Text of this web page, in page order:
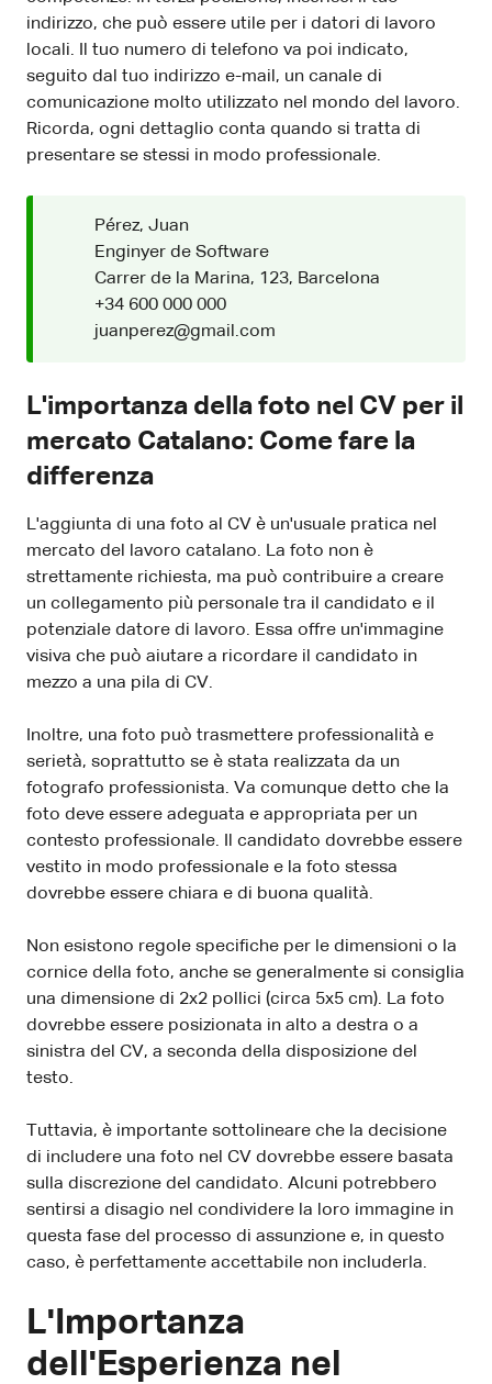
indirizzo, che può essere utile per i datori di lavoro
locali. Il tuo numero di telefono va poi indicato,
seguito dal tuo indirizzo e-mail, un canale di
comunicazione molto utilizzato nel mondo del lavoro.
Ricorda, ogni dettaglio conta quando si tratta di
presentare se stessi in modo professionale.
Pérez, Juan
Enginyer de Software
Carrer de la Marina, 123, Barcelona
+34 600 000 000
juanperez@gmail.com
L'importanza della foto nel CV per il
mercato Catalano: Come fare la
differenza
L'aggiunta di una foto al CV è un'usuale pratica nel
mercato del lavoro catalano. La foto non è
strettamente richiesta, ma può contribuire a creare
un collegamento più personale tra il candidato e il
potenziale datore di lavoro. Essa offre un'immagine
visiva che può aiutare a ricordare il candidato in
mezzo a una pila di CV.
Inoltre, una foto può trasmettere professionalità e
serietà, soprattutto se è stata realizzata da un
fotografo professionista. Va comunque detto che la
foto deve essere adeguata e appropriata per un
contesto professionale. Il candidato dovrebbe essere
vestito in modo professionale e la foto stessa
dovrebbe essere chiara e di buona qualità.
Non esistono regole specifiche per le dimensioni o la
cornice della foto, anche se generalmente si consiglia
una dimensione di 2x2 pollici (circa 5x5 cm). La foto
dovrebbe essere posizionata in alto a destra o a
sinistra del CV, a seconda della disposizione del
testo.
Tuttavia, è importante sottolineare che la decisione
di includere una foto nel CV dovrebbe essere basata
sulla discrezione del candidato. Alcuni potrebbero
sentirsi a disagio nel condividere la loro immagine in
questa fase del processo di assunzione e, in questo
caso, è perfettamente accettabile non includerla.
L'Importanza
dell'Esperienza nel